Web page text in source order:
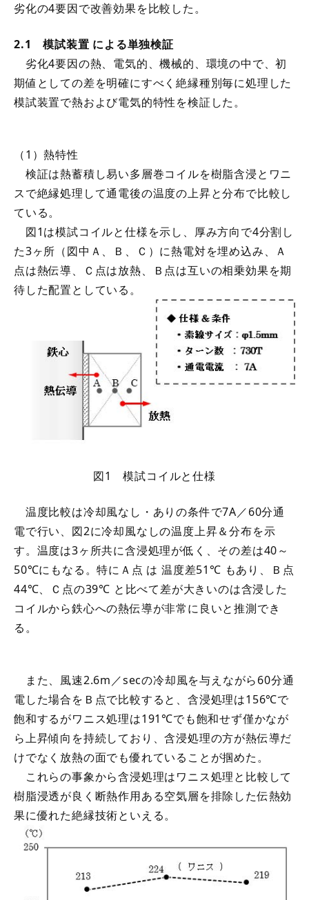
劣化の4要因で改善効果を比較した。
2.1 模試装置 による単独検証
劣化4要因の熱、電気的、機械的、環境の中で、初
期値としての差を明確にすべく絶縁種別毎に処理した
模試装置で熱および電気的特性を検証した。
（1）熱特性
検証は熱蓄積し易い多層巻コイルを樹脂含浸とワニ
スで絶縁処理して通電後の温度の上昇と分布で比較し
ている。
図1は模試コイルと仕様を示し、厚み方向で4分割し
た3ヶ所（図中Ａ、Ｂ、Ｃ）に熱電対を埋め込み、Ａ
点は熱伝導、Ｃ点は放熱、Ｂ点は互いの相乗効果を期
待した配置としている。
図1 模試コイルと仕様
温度比較は冷却風なし・ありの条件で7A／60分通
電で行い、図2に冷却風なしの温度上昇＆分布を示
す。温度は3ヶ所共に含浸処理が低く、その差は40～
50℃にもなる。特にＡ点 は 温度差51℃ もあり、Ｂ点
44℃、Ｃ点の39℃ と比べて差が大きいのは含浸した
コイルから鉄心への熱伝導が非常に良いと推測でき
る。
また、風速2.6m／secの冷却風を与えながら60分通
電した場合をＢ点で比較すると、含浸処理は156℃で
飽和するがワニス処理は191℃でも飽和せず僅かなが
ら上昇傾向を持続しており、含浸処理の方が熱伝導だ
けでなく放熱の面でも優れていることが掴めた。
これらの事象から含浸処理はワニス処理と比較して
樹脂浸透が良く断熱作用ある空気層を排除した伝熱効
果に優れた絶縁技術といえる。